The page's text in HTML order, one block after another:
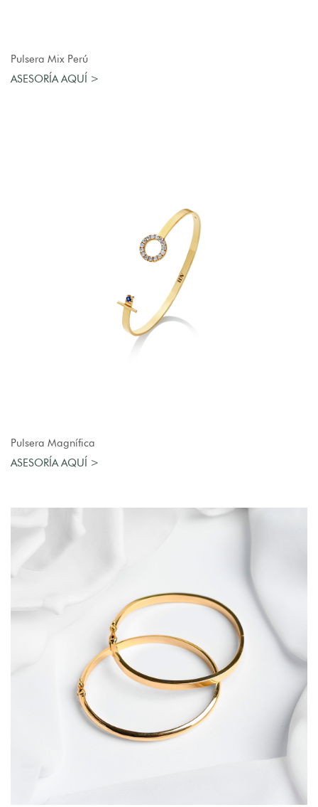
Pulsera Mix Perú
ASESORÍA AQUÍ >
Pulsera Magnífica
ASESORÍA AQUÍ >